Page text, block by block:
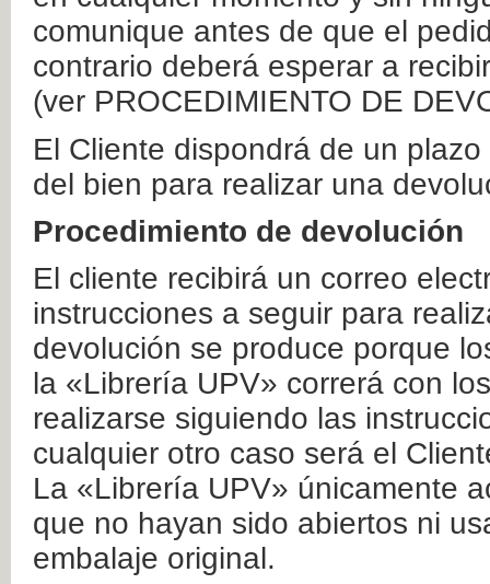
comunique antes de que el
contrario deberá esperar a
(ver PROCEDIMIENTO DE
El Cliente dispondrá de un
del bien para realizar una
Procedimiento de devolución
El cliente recibirá un correo
instrucciones a seguir para
devolución se produce porque
la «Librería UPV» correrá con
realizarse siguiendo las
cualquier otro caso será el
La «Librería UPV» únicamente
que no hayan sido abiertos ni
embalaje original.